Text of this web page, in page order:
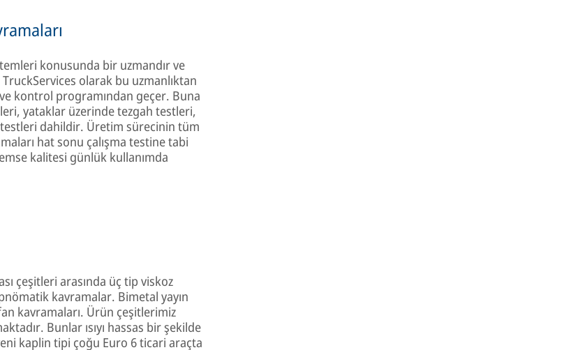
konusunda bir uzmandır ve
olarak bu uzmanlıktan
kontrol programından geçer. Buna
yataklar üzerinde tezgah testleri,
dahildir. Üretim sürecinin tüm
hat sonu çalışma testine tabi
kalitesi günlük kullanımda
çeşitleri arasında üç tip viskoz
kavramalar. Bimetal yayın
kavramaları. Ürün çeşitlerimiz
Bunlar ısıyı hassas bir şekilde
kaplin tipi çoğu Euro 6 ticari araçta